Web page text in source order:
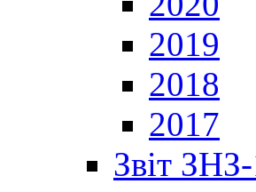
2019
2018
2017
Звіт